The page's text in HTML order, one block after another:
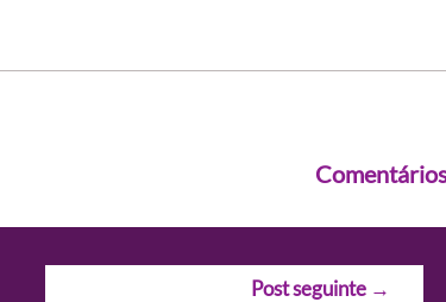
Post seguinte →